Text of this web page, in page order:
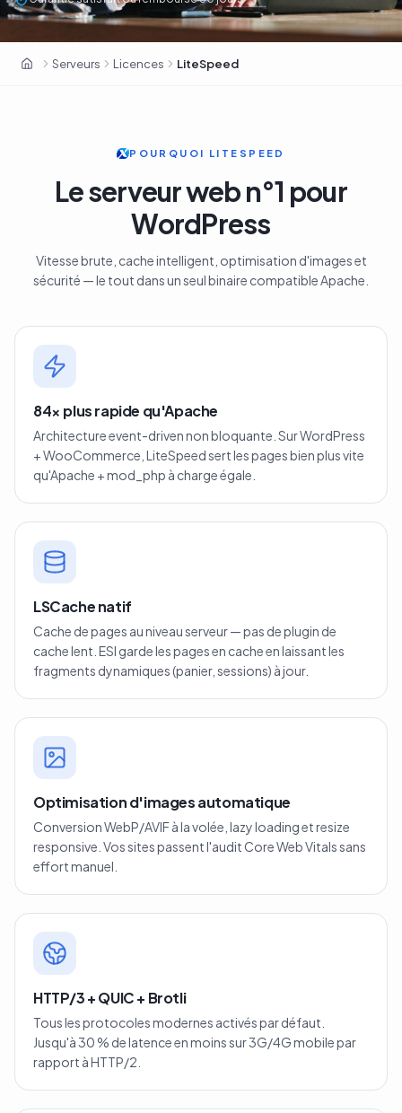
OxaHost France
Serveurs Licences LiteSpeed
POURQUOI LITESPEED
Le serveur web n°1 pour
WordPress
Vitesse brute, cache intelligent, optimisation d'images et
sécurité — le tout dans un seul binaire compatible Apache.
84× plus rapide qu'Apache
Architecture event-driven non bloquante. Sur WordPress
+ WooCommerce, LiteSpeed sert les pages bien plus vite
qu'Apache + mod_php à charge égale.
LSCache natif
Cache de pages au niveau serveur — pas de plugin de
cache lent. ESI garde les pages en cache en laissant les
fragments dynamiques (panier, sessions) à jour.
Optimisation d'images automatique
Conversion WebP/AVIF à la volée, lazy loading et resize
responsive. Vos sites passent l'audit Core Web Vitals sans
effort manuel.
HTTP/3 + QUIC + Brotli
Tous les protocoles modernes activés par défaut.
Jusqu'à 30 % de latence en moins sur 3G/4G mobile par
rapport à HTTP/2.